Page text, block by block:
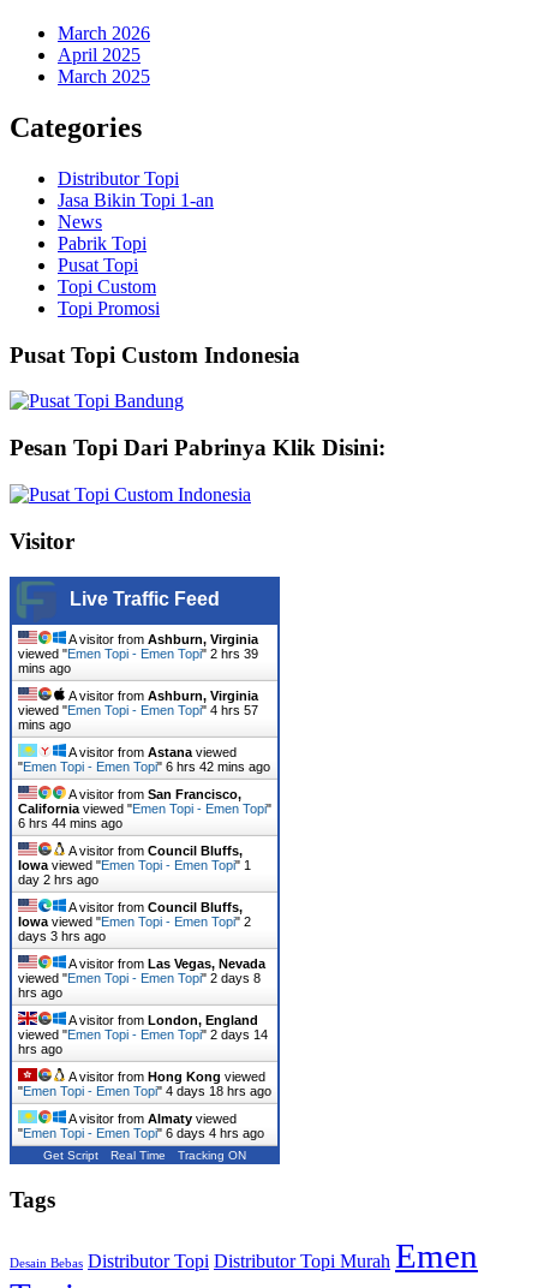
March 2026
April 2025
March 2025
Categories
Distributor Topi
Jasa Bikin Topi 1-an
News
Pabrik Topi
Pusat Topi
Topi Custom
Topi Promosi
Pusat Topi Custom Indonesia
Pesan Topi Dari Pabrinya Klik Disini:
Visitor
Live Traffic Feed
A visitor from Ashburn, Virginia
viewed "Emen Topi - Emen Topi" 2 hrs 39
mins ago
A visitor from Ashburn, Virginia
viewed "Emen Topi - Emen Topi" 4 hrs 57
mins ago
A visitor from Astana viewed
"Emen Topi - Emen Topi" 6 hrs 42 mins ago
A visitor from San Francisco,
California viewed "Emen Topi - Emen Topi"
6 hrs 44 mins ago
A visitor from Council Bluffs,
Iowa viewed "Emen Topi - Emen Topi" 1
day 2 hrs ago
A visitor from Council Bluffs,
Iowa viewed "Emen Topi - Emen Topi" 2
days 3 hrs ago
A visitor from Las Vegas, Nevada
viewed "Emen Topi - Emen Topi" 2 days 8
hrs ago
A visitor from London, England
viewed "Emen Topi - Emen Topi" 2 days 14
hrs ago
A visitor from Hong Kong viewed
"Emen Topi - Emen Topi" 4 days 18 hrs ago
A visitor from Almaty viewed
"Emen Topi - Emen Topi" 6 days 4 hrs ago
Get Script Real Time Tracking ON
Tags
Desain Bebas Distributor Topi Distributor Topi Murah Emen